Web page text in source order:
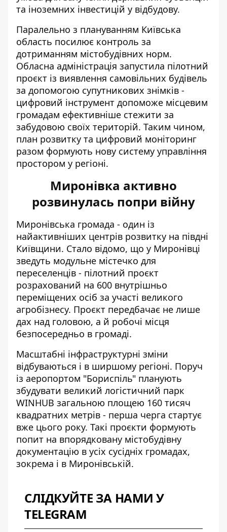
та іноземних інвестицій у відбудову.
Паралельно з плануванням Київська
область посилює контроль за
дотриманням містобудівних норм.
Обласна адміністрація запустила пілотний
проєкт із виявлення самовільних будівель
за допомогою супутникових знімків -
цифровий інструмент допоможе місцевим
громадам ефективніше стежити за
забудовою своїх територій. Таким чином,
план розвитку та цифровий моніторинг
разом формують нову систему управління
простором у регіоні.
Миронівка активно
розвинулась попри війну
Миронівська громада - один із
найактивніших центрів розвитку на півдні
Київщини. Стало відомо, що у Миронівці
зведуть модульне містечко для
переселенців - пілотний проєкт
розрахований на 600 внутрішньо
переміщених осіб за участі великого
агробізнесу. Проєкт передбачає не лише
дах над головою, а й робочі місця
безпосередньо в громаді.
Масштабні інфраструктурні зміни
відбуваються і в ширшому регіоні. Поруч
із аеропортом "Бориспіль" планують
збудувати великий логістичний парк
WINHUB загальною площею 160 тисяч
квадратних метрів - перша черга стартує
вже цього року. Такі проєкти формують
попит на впорядковану містобудівну
документацію в усіх сусідніх громадах,
зокрема і в Миронівській.
СЛІДКУЙТЕ ЗА НАМИ У
TELEGRAM